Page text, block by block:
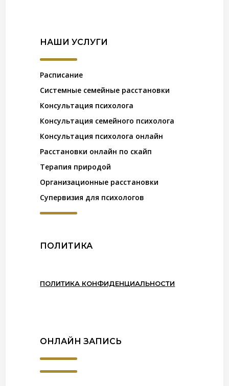
НАШИ УСЛУГИ
Расписание
Системные семейные расстановки
Консультация психолога
Консультация семейного психолога
Консультация психолога онлайн
Расстановки онлайн по скайп
Терапия природой
Организационные расстановки
Супервизия для психологов
ПОЛИТИКА
ПОЛИТИКА КОНФИДЕНЦИАЛЬНОСТИ
ОНЛАЙН ЗАПИСЬ